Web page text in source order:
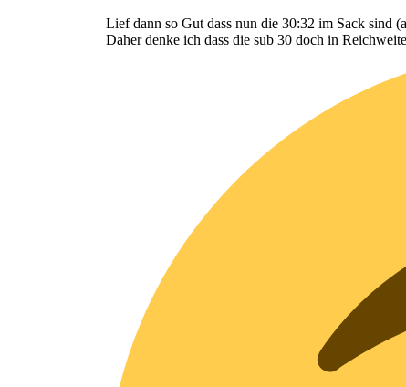
Lief dann so Gut dass nun die 30:32 im Sack sind
Daher denke ich dass die sub 30 doch in